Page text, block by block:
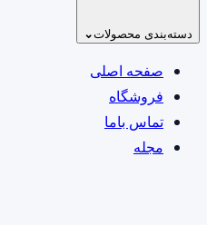
دسته‌بندی محصولات⌄
صفحه اصلی
فروشگاه
تماس باما
مجله